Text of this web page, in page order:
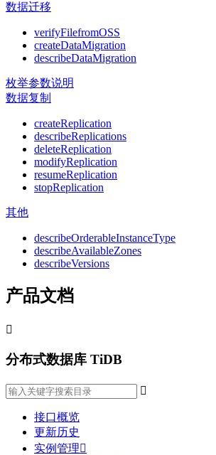
数据迁移
verifyFilefromOSS
createDataMigration
describeDataMigration
枚举参数说明
数据复制
createReplication
describeReplications
deleteReplication
modifyReplication
resumeReplication
stopReplication
其他
describeOrderableInstanceType
describeAvailableZones
describeVersions
产品文档

分布式数据库 TiDB

接口概览
更新历史
实例管理